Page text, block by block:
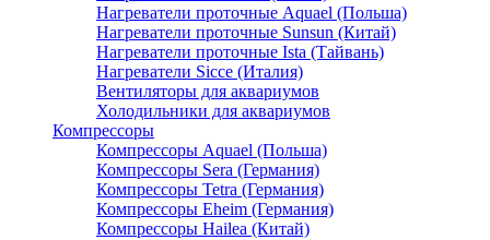
Нагреватели проточные Aquael (Польша)
Нагреватели проточные Sunsun (Китай)
Нагреватели проточные Ista (Тайвань)
Нагреватели Sicce (Италия)
Вентиляторы для аквариумов
Холодильники для аквариумов
Компрессоры
Компрессоры Aquael (Польша)
Компрессоры Sera (Германия)
Компрессоры Tetra (Германия)
Компрессоры Eheim (Германия)
Компрессоры Hailea (Китай)